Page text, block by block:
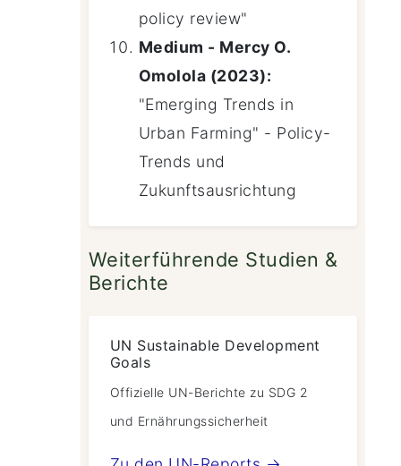
policy review"
Medium - Mercy O.
Omolola (2023):
"Emerging Trends in
Urban Farming" - Policy-
Trends und
Zukunftsausrichtung
Weiterführende Studien &
Berichte
UN Sustainable Development
Goals
Offizielle UN-Berichte zu SDG 2
und Ernährungssicherheit